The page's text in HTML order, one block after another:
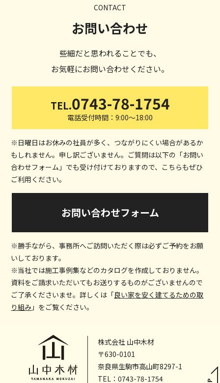
CONTACT
お問い合わせ
些細だと思われることでも、
お気軽にお問い合わせください。
TEL.0743-78-1754
電話受付時間：9:00～18:00
※日曜日はお休みの社員が多く、つながりにくい場合があるか
もしれません。申し訳ございません。ご質問は以下の「お問い
合わせフォーム」でも受け付けておりますので、こちらもぜひ
ご利用ください。
お問い合わせフォーム
※勝手ながら、事務所へご訪問いただく際は必ずご予約をお願
いしております。
※当社では施工事例集などのカタログを作成しておりません。
資料をご請求いただいてもお送りするものがございませんので
ご了承くださいませ。詳しくは「良い家を安く建てるための取
り組み 」をご覧ください。
株式会社 山中木材
〒630-0101
奈良県生駒市高山町8297-1
TEL： 0743-78-1754